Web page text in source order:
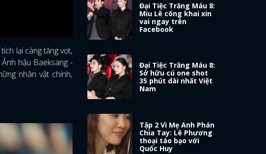
lại càng tăng vọt,
hậu Baeksang -
nhân vật chính,
Đại Tiệc Trăng Máu 8:
Miu Lê công khai xin
vai ngay trên
Facebook
Đại Tiệc Trăng Máu 8:
Sở hữu cú one shot
35 phút dài nhất Việt
Nam
Tập 2 Vì Mẹ Anh Phán
Chia Tay: Lê Phương
thoại táo bạo với
Quốc Huy